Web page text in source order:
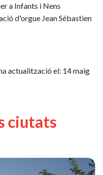
a Infants i Nens
d'orgue Jean Sébastien
actualització el: 14 maig
ciutats